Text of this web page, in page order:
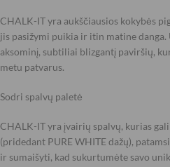
CHALK-IT yra aukščiausios kokybės
jis pasižymi puikia ir itin matine danga.
aksominį, subtiliai blizgantį paviršių,
metu patvarus.
Sodri spalvų paletė
CHALK-IT yra įvairių spalvų, kurias
(pridedant PURE WHITE dažų),
ir sumaišyti, kad sukurtumėte savo